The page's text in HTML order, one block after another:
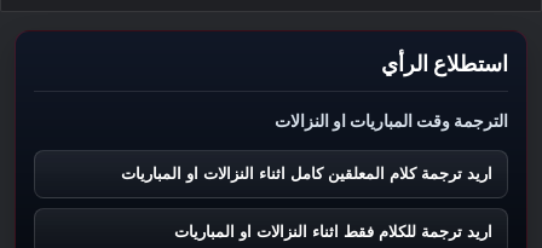
استطلاع الرأي
الترجمة وقت المباريات او النزالات
اريد ترجمة كلام المعلقين كامل اثناء النزالات او المباريات
اريد ترجمة للكلام فقط اثناء النزالات او المباريات